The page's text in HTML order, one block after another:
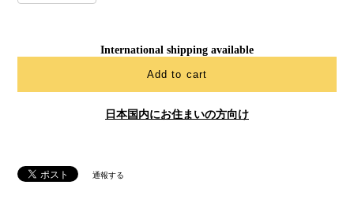
International shipping available
Add to cart
日本国内にお住まいの方向け
通報する